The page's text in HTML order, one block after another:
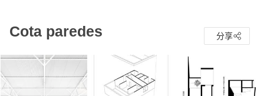
Cota paredes 分享